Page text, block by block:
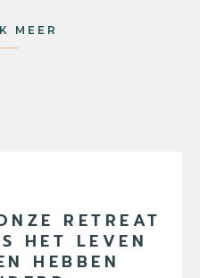
MEER
RETREAT
HET LEVEN
HEBBEN